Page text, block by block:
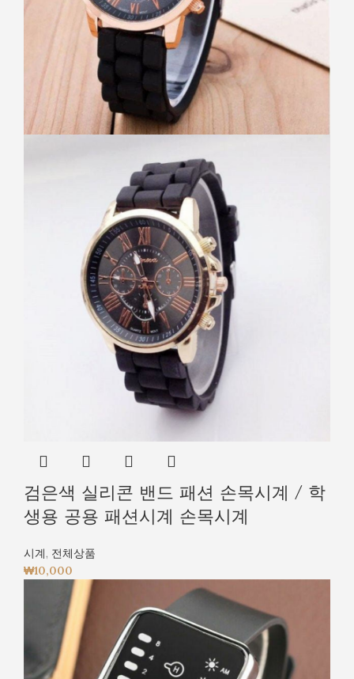
검은색 실리콘 밴드 패션 손목시계 / 학
생용 공용 패션시계 손목시계
시계, 전체상품
₩10,000